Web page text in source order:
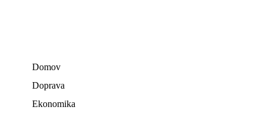
Domov
Doprava
Ekonomika